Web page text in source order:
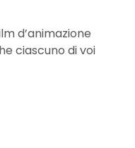
d’animazione
ciascuno di voi